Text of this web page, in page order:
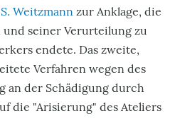
Weitzmann zur Anklage, die
seiner Verurteilung zu
endete. Das zweite,
Verfahren wegen des
an der Schädigung durch
die "Arisierung" des Ateliers